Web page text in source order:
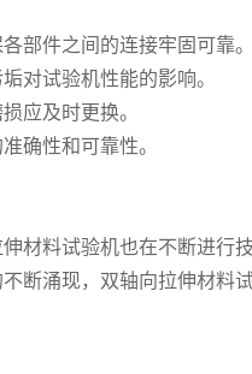
部件之间的连接牢固可靠。
对试验机性能的影响。
应及时更换。
确性和可靠性。
材料试验机也在不断进
断涌现，双轴向拉伸材料